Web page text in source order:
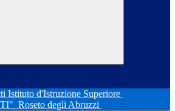
Istituto d'Istruzione Superiore
Roseto degli Abruzzi